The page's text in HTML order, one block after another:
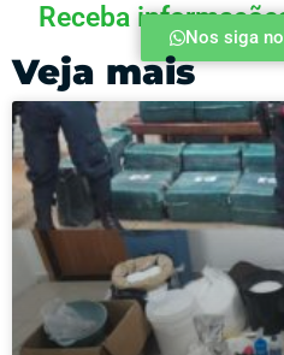
Receba
Nos siga
Veja mais